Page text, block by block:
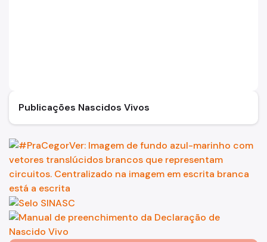
Publicações Nascidos Vivos